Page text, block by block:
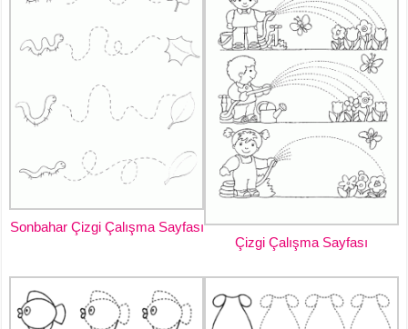
Sonbahar Çizgi Çalışma Sayfası
Çizgi Çalışma Sayfası